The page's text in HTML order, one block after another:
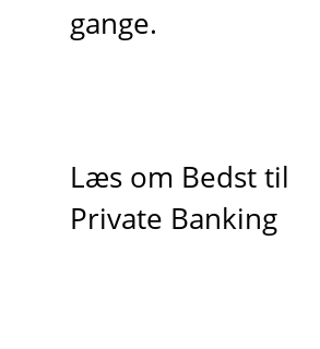
gange.
Læs om Bedst til
Private Banking